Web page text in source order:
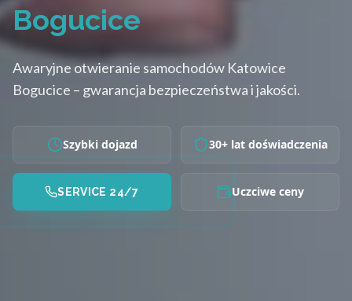
Bogucice
Awaryjne otwieranie samochodów Katowice
Bogucice – gwarancja bezpieczeństwa i jakości.
Szybki dojazd 30+ lat doświadczenia
SERVICE 24/7 Uczciwe ceny